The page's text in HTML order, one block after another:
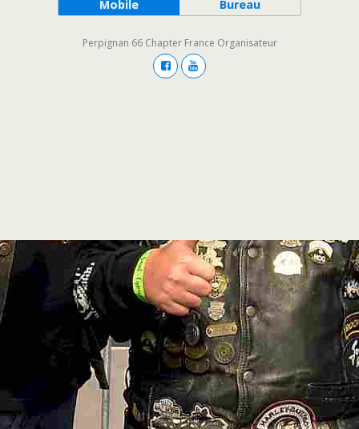
Mobile Bureau
Perpignan 66 Chapter France Organisateur